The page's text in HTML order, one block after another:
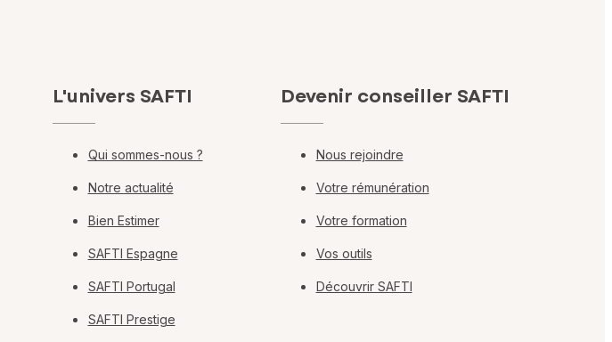
L'univers SAFTI
Qui sommes-nous ?
Notre actualité
Bien Estimer
SAFTI Espagne
SAFTI Portugal
SAFTI Prestige
Devenir conseiller SAFTI
Nous rejoindre
Votre rémunération
Votre formation
Vos outils
Découvrir SAFTI